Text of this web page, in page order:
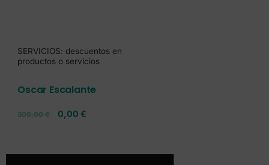
SERVICIOS: descuentos en
productos o servicios
Oscar Escalante
300,00€ 0,00 €